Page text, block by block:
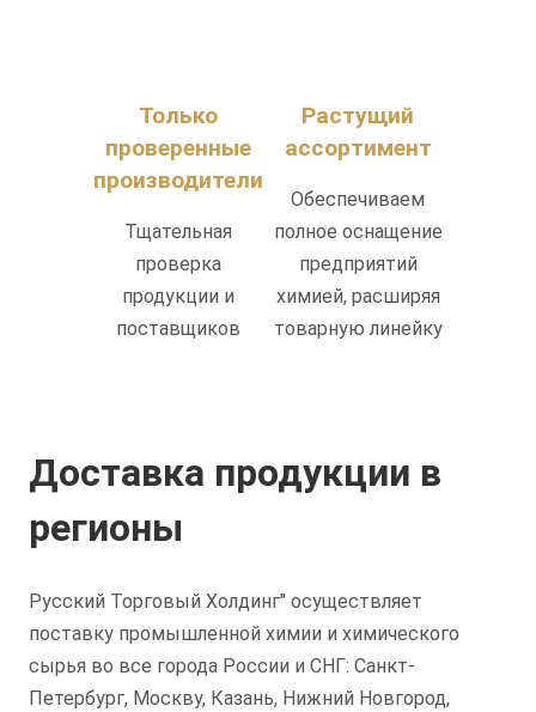
Только
проверенные
производители
Тщательная
проверка
продукции и
поставщиков
Растущий
ассортимент
Обеспечиваем
полное оснащение
предприятий
химией, расширяя
товарную линейку
Доставка продукции в
регионы
Русский Торговый Холдинг" осуществляет
поставку промышленной химии и химического
сырья во все города России и СНГ: Санкт-
Петербург, Москву, Казань, Нижний Новгород,